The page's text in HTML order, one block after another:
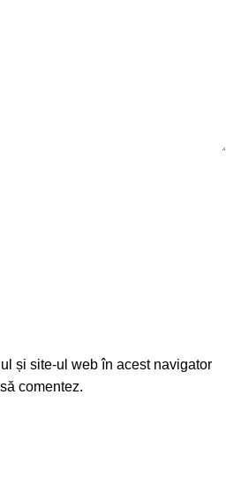
și site-ul web în acest navigator
comentez.